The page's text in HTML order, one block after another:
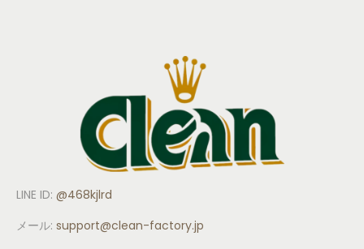
LINE ID: @468kjlrd
メール: support@clean-factory.jp